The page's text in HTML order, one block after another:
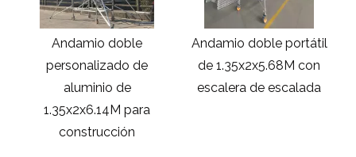
Andamio doble
personalizado de
aluminio de
1.35x2x6.14M para
construcción
Andamio doble portátil
de 1.35x2x5.68M con
escalera de escalada